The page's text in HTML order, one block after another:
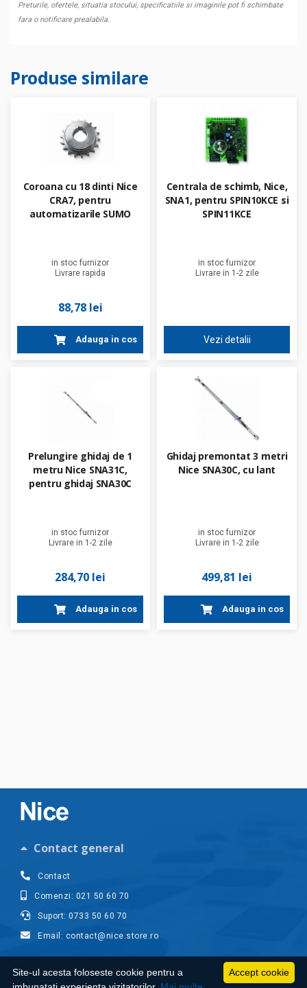
Preturile, ofertele, situatia stocului, specificatiile si imaginile pot fi schimbate
fara o notificare prealabila.
Produse similare
Coroana cu 18 dinti Nice
CRA7, pentru
automatizarile SUMO
in stoc furnizor
Livrare rapida
88,78 lei
Adauga in cos
Centrala de schimb, Nice,
SNA1, pentru SPIN10KCE si
SPIN11KCE
in stoc furnizor
Livrare in 1-2 zile
Vezi detalii
Prelungire ghidaj de 1
metru Nice SNA31C,
pentru ghidaj SNA30C
in stoc furnizor
Livrare in 1-2 zile
284,70 lei
Adauga in cos
Ghidaj premontat 3 metri
Nice SNA30C, cu lant
in stoc furnizor
Livrare in 1-2 zile
499,81 lei
Adauga in cos
Contact general
Contact
Comenzi: 021 50 60 70
Suport: 0733 50 60 70
Email: contact@nice.store.ro
Contul meu Accept cookie
Site-ul acesta foloseste cookie pentru a